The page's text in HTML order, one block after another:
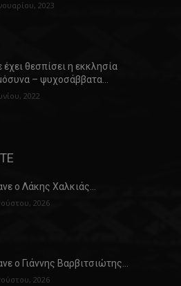
2023
έχει θεσπίσει η εκκλησία
– ψυχοσάββατα…
2022
ο Λάκης Χαλκιάς…
2026
ο Γιάννης Βαρβιτσιώτης…
2026